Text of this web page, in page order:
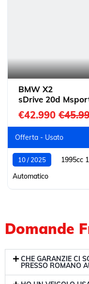
BMW X2
sDrive 20d
€42.990
Offerta - Usato
10 / 2025 1995cc
Automatico
Domande
CHE GARANZIE CI
PRESSO ROMANO